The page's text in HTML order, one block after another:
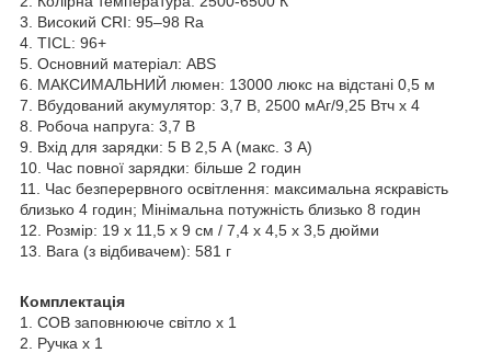
3. Високий CRI: 95–98 Ra
4. TICL: 96+
5. Основний матеріал: ABS
6. МАКСИМАЛЬНИЙ люмен: 13000 люкс на відстані 0,5 м
7. Вбудований акумулятор: 3,7 В, 2500 мАг/9,25 Втч x 4
8. Робоча напруга: 3,7 В
9. Вхід для зарядки: 5 В 2,5 А (макс. 3 А)
10. Час повної зарядки: більше 2 годин
11. Час безперервного освітлення: максимальна яскравість
близько 4 годин; Мінімальна потужність близько 8 годин
12. Розмір: 19 x 11,5 x 9 см / 7,4 x 4,5 x 3,5 дюйми
13. Вага (з відбивачем): 581 г
Комплектація
1. COB заповнююче світло x 1
2. Ручка х 1